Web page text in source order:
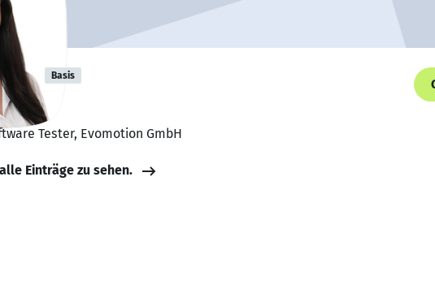
Basis
Tester, Evomotion GmbH
Einträge zu sehen.